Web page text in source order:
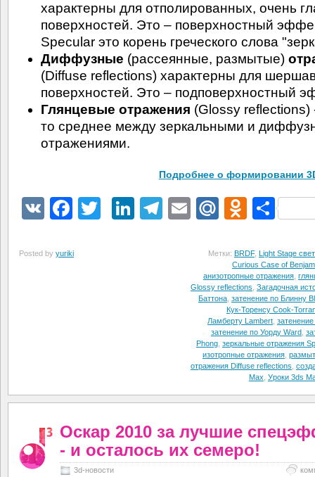
характерны для отполированных, очень
поверхностей. Это – поверхностный
Specular это корень греческого слова
Диффузные (рассеянные, размытые)
(Diffuse reflections) характерны для
поверхностей. Это – подповерхностный
Глянцевые отражения (Glossy reflections)
то среднее между зеркальными и
отражениями.
Подробнее о формировании
VK Facebook
TwitterLinkedIn
Telegram
EmailMail.Ru
Posted by yuriki Метки: BRDF, Light Stage
Curious Case of
анизотропные отражения
Glossy reflections Загадочная
Баттона затенение по Блинну
Кук-Торенсу Cook-
Ламберту Lambert
затенение по Уорду Ward
Phong зеркальные отражения
изотропные отражения
отражения Diffuse reflections
Max Уроки 3ds
Оскар 2010 за лучшие
- и осталось их семеро!
3d-новости